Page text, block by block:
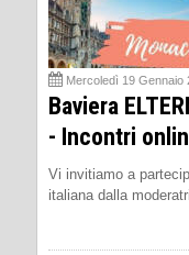
Mercoledì 19 Gennaio
Baviera
- Incontri
Vi invitiamo a
italiana dalla